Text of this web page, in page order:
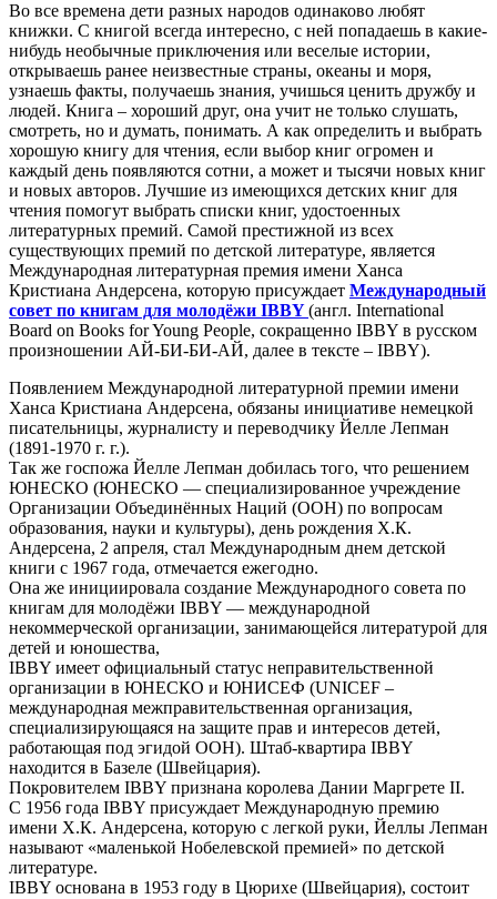
Во все времена дети разных народов одинаково любят
книжки. С книгой всегда интересно, с ней попадаешь в какие-
нибудь необычные приключения или веселые истории,
открываешь ранее неизвестные страны, океаны и моря,
узнаешь факты, получаешь знания, учишься ценить дружбу и
людей. Книга – хороший друг, она учит не только слушать,
смотреть, но и думать, понимать. А как определить и выбрать
хорошую книгу для чтения, если выбор книг огромен и
каждый день появляются сотни, а может и тысячи новых книг
и новых авторов. Лучшие из имеющихся детских книг для
чтения помогут выбрать списки книг, удостоенных
литературных премий. Самой престижной из всех
существующих премий по детской литературе, является
Международная литературная премия имени Ханса
Кристиана Андерсена, которую присуждает Международный
совет по книгам для молодёжи IBBY(англ. International
Board on Books for Young People, сокращенно IBBY в русском
произношении АЙ-БИ-БИ-АЙ, далее в тексте – IBBY).
Появлением Международной литературной премии имени
Ханса Кристиана Андерсена, обязаны инициативе немецкой
писательницы, журналисту и переводчику Йелле Лепман
(1891-1970 г. г.).
Так же госпожа Йелле Лепман добилась того, что решением
ЮНЕСКО (ЮНЕСКО — специализированное учреждение
Организации Объединённых Наций (ООН) по вопросам
образования, науки и культуры), день рождения Х.К.
Андерсена, 2 апреля, стал Международным днем детской
книги с 1967 года, отмечается ежегодно.
Она же инициировала создание Международного совета по
книгам для молодёжи IBBY — международной
некоммерческой организации, занимающейся литературой для
детей и юношества,
IBBY имеет официальный статус неправительственной
организации в ЮНЕСКО и ЮНИСЕФ (UNICEF –
международная межправительственная организация,
специализирующаяся на защите прав и интересов детей,
работающая под эгидой ООН). Штаб-квартира IBBY
находится в Базеле (Швейцария).
Покровителем IBBY признана королева Дании Маргрете II.
С 1956 года IBBY присуждает Международную премию
имени Х.К. Андерсена, которую с легкой руки, Йеллы Лепман
называют «маленькой Нобелевской премией» по детской
литературе.
IBBY основана в 1953 году в Цюрихе (Швейцария), состоит